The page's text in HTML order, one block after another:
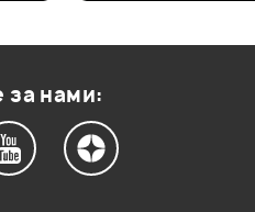
за нами: